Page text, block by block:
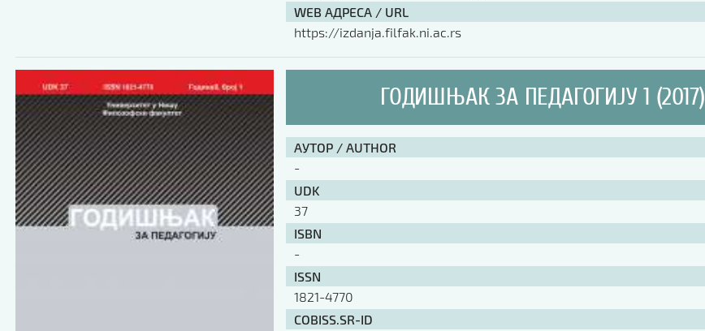
WEB АДРЕСА / URL
https://izdanja.filfak.ni.ac.rs
ГОДИШЊАК ЗА ПЕДАГОГИЈУ 1 (2017)
АУТОР / AUTHOR
-
UDK
37
ISBN
-
ISSN
1821-4770
COBISS.SR-ID